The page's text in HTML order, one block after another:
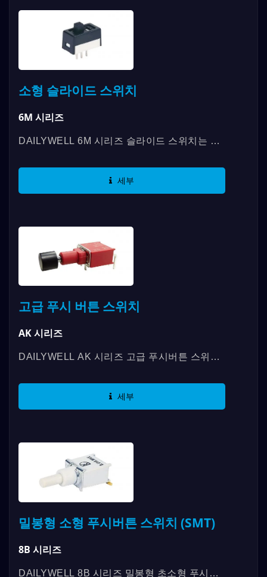
소형 슬라이드 스위치
6M 시리즈
DAILYWELL 6M 시리즈 슬라이드 스위치는 다
접점 등급을 제공합니다. 우리는 다양한...
세부
고급 푸시 버튼 스위치
AK 시리즈
DAILYWELL AK 시리즈 고급 푸시버튼 스위치
시리즈 푸시버튼 스위치에서...
세부
밀봉형 소형 푸시버튼 스위치 (SMT)
8B 시리즈
DAILYWELL 8B 시리즈 밀봉형 초소형 푸시버